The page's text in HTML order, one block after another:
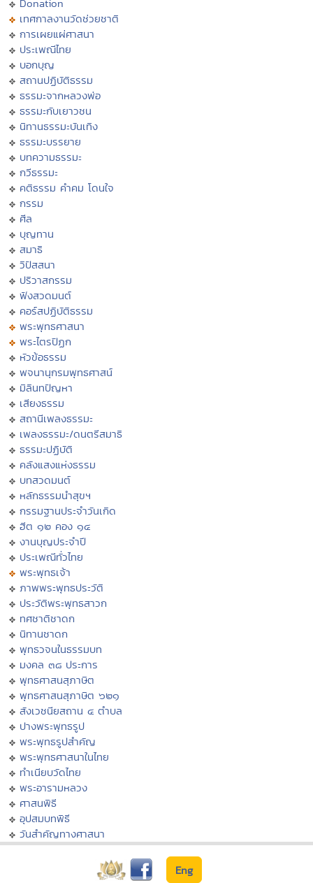
Donation
เทศกาลงานวัดช่วยชาติ
การเผยแผ่ศาสนา
ประเพณีไทย
บอกบุญ
สถานปฏิบัติธรรม
ธรรมะจากหลวงพ่อ
ธรรมะกับเยาวชน
นิทานธรรมะบันเทิง
ธรรมะบรรยาย
บทความธรรมะ
กวีธรรมะ
คติธรรม คำคม โดนใจ
กรรม
ศีล
บุญทาน
สมาธิ
วิปัสสนา
ปริวาสกรรม
ฟังสวดมนต์
คอร์สปฏิบัติธรรม
พระพุทธศาสนา
พระไตรปิฏก
หัวข้อธรรม
พจนานุกรมพุทธศาสน์
มิลินทปัญหา
เสียงธรรม
สถานีเพลงธรรมะ
เพลงธรรมะ/ดนตรีสมาธิ
ธรรมะปฏิบัติ
คลังแสงแห่งธรรม
บทสวดมนต์
หลักธรรมนำสุขฯ
กรรมฐานประจำวันเกิด
ฮีต ๑๒ คอง ๑๔
งานบุญประจำปี
ประเพณีทั่วไทย
พระพุทธเจ้า
ภาพพระพุทธประวัติ
ประวัติพระพุทธสาวก
ทศชาติชาดก
นิทานชาดก
พุทธวจนในธรรมบท
มงคล ๓๘ ประการ
พุทธศาสนสุภาษิต
พุทธศาสนสุภาษิต ๖๒๑
สังเวชนียสถาน ๔ ตำบล
ปางพระพุทธรูป
พระพุทธรูปสำคัญ
พระพุทธศาสนาในไทย
ทำเนียบวัดไทย
พระอารามหลวง
ศาสนพิธี
อุปสมบทพิธี
วันสำคัญทางศาสนา
Eng